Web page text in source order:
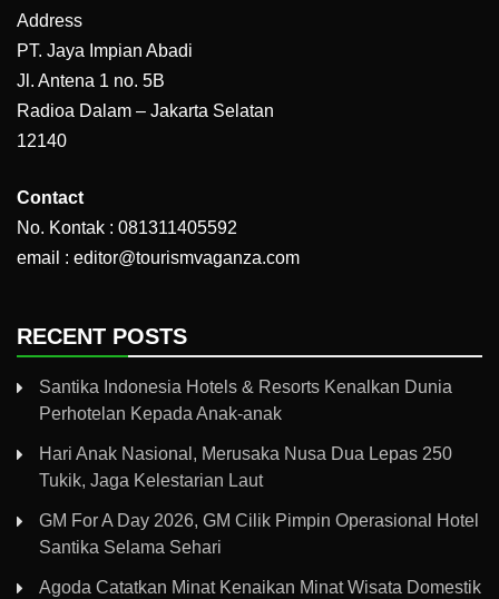
Address
PT. Jaya Impian Abadi
Jl. Antena 1 no. 5B
Radioa Dalam – Jakarta Selatan
12140
Contact
No. Kontak : 081311405592
email : editor@tourismvaganza.com
RECENT POSTS
Santika Indonesia Hotels & Resorts Kenalkan Dunia
Perhotelan Kepada Anak-anak
Hari Anak Nasional, Merusaka Nusa Dua Lepas 250
Tukik, Jaga Kelestarian Laut
GM For A Day 2026, GM Cilik Pimpin Operasional Hotel
Santika Selama Sehari
Agoda Catatkan Minat Kenaikan Minat Wisata Domestik